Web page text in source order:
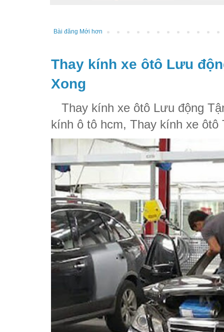
Bài đăng Mới hơn
Thay kính xe ôtô Lưu
Xong
Thay kính xe ôtô Lưu động
kính ô tô hcm, Thay kính xe